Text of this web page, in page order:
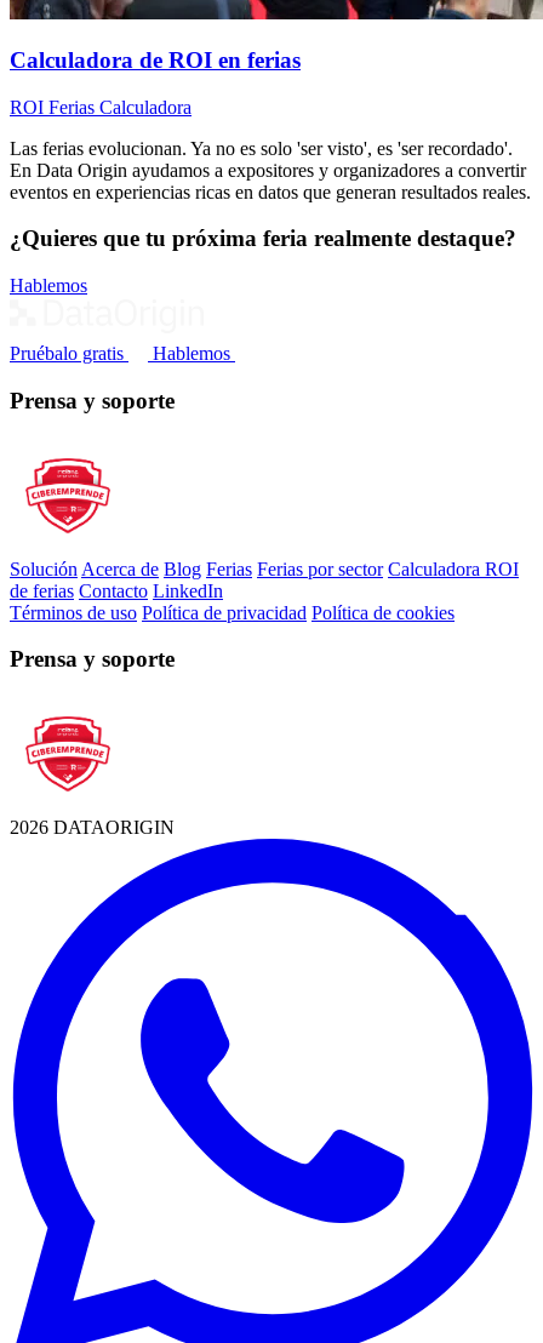
Calculadora de ROI en ferias
ROI Ferias Calculadora
Las ferias evolucionan. Ya no es solo 'ser visto', es 'ser recordado'.
En Data Origin ayudamos a expositores y organizadores a convertir
eventos en experiencias ricas en datos que generan resultados reales.
¿Quieres que tu próxima feria realmente destaque?
Hablemos
Pruébalo gratis Hablemos
Prensa y soporte
Solución Acerca de Blog Ferias Ferias por sector Calculadora ROI
de ferias Contacto LinkedIn
Términos de uso Política de privacidad Política de cookies
Prensa y soporte
2026 DATAORIGIN